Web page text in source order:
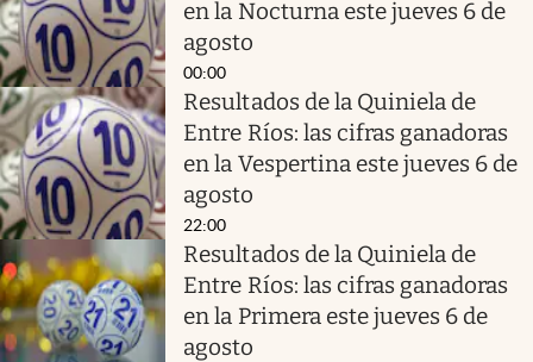
en la Nocturna este jueves 6 de
agosto
00:00
Resultados de la Quiniela de
Entre Ríos: las cifras ganadoras
en la Vespertina este jueves 6 de
agosto
22:00
Resultados de la Quiniela de
Entre Ríos: las cifras ganadoras
en la Primera este jueves 6 de
agosto